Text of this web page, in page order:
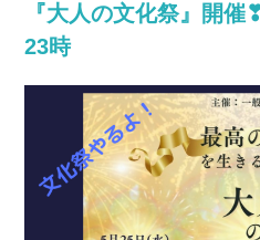
『大人の文化祭』開
23時